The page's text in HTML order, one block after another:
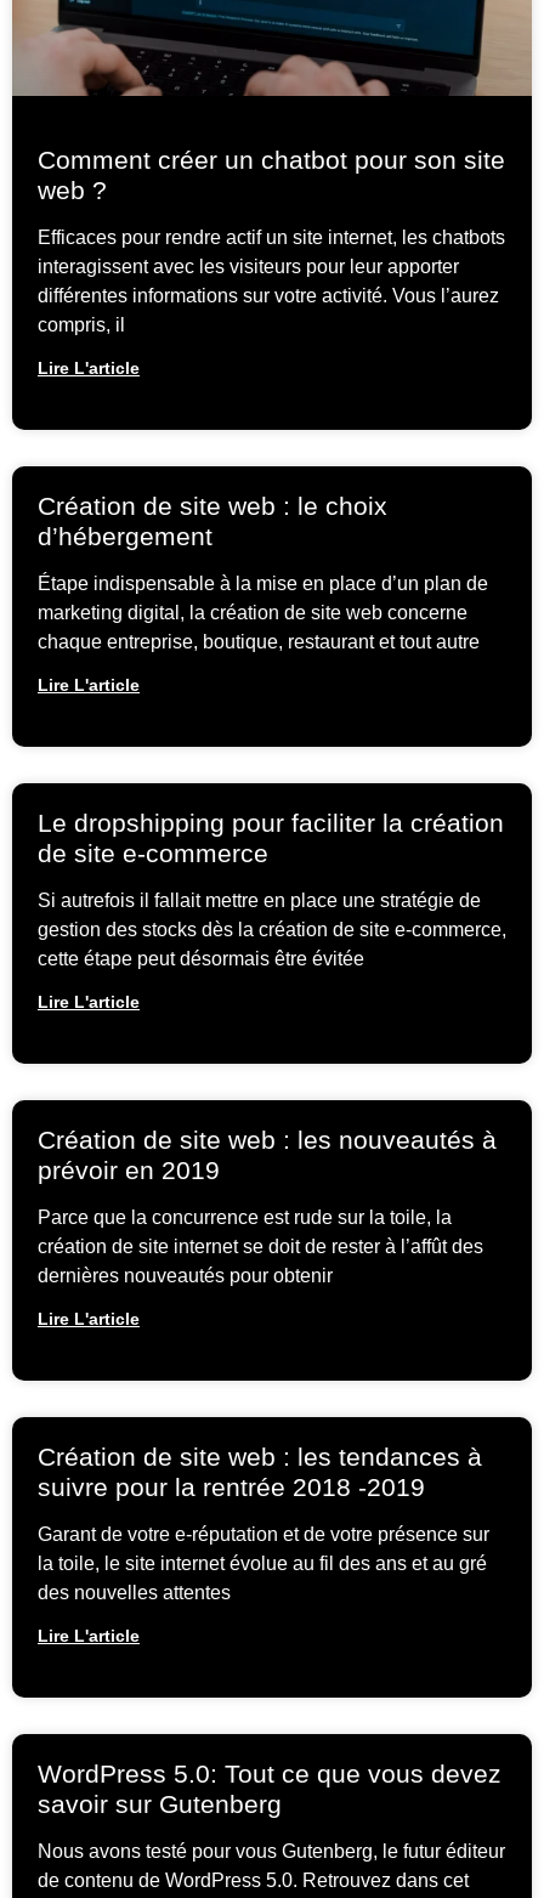
Comment créer un chatbot pour son site
web ?
Efficaces pour rendre actif un site internet, les chatbots
interagissent avec les visiteurs pour leur apporter
différentes informations sur votre activité. Vous l’aurez
compris, il
Lire L'article
Création de site web : le choix
d’hébergement
Étape indispensable à la mise en place d’un plan de
marketing digital, la création de site web concerne
chaque entreprise, boutique, restaurant et tout autre
Lire L'article
Le dropshipping pour faciliter la création
de site e-commerce
Si autrefois il fallait mettre en place une stratégie de
gestion des stocks dès la création de site e-commerce,
cette étape peut désormais être évitée
Lire L'article
Création de site web : les nouveautés à
prévoir en 2019
Parce que la concurrence est rude sur la toile, la
création de site internet se doit de rester à l’affût des
dernières nouveautés pour obtenir
Lire L'article
Création de site web : les tendances à
suivre pour la rentrée 2018 -2019
Garant de votre e-réputation et de votre présence sur
la toile, le site internet évolue au fil des ans et au gré
des nouvelles attentes
Lire L'article
WordPress 5.0: Tout ce que vous devez
savoir sur Gutenberg
Nous avons testé pour vous Gutenberg, le futur éditeur
de contenu de WordPress 5.0. Retrouvez dans cet